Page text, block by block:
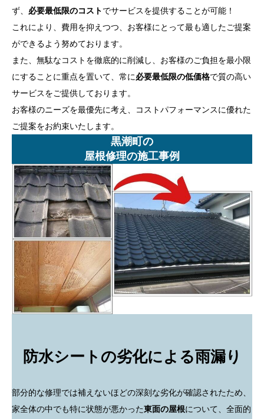
ず、 必要最低限のコストでサービスを提供することが可能！
これにより、費用を抑えつつ、お客様にとって最も適したご提案
ができるよう努めております。
また、無駄なコストを徹底的に削減し、お客様のご負担を最小限
にすることに重点を置いて、常に必要最低限の低価格で質の高い
サービスをご提供しております。
お客様のニーズを最優先に考え、コストパフォーマンスに優れた
ご提案をお約束いたします。
黒潮町の
屋根修理の施工事例
防水シートの劣化による雨漏り
部分的な修理では補えないほどの深刻な劣化が確認されたため、
家全体の中でも特に状態が悪かった東面の屋根について、全面的